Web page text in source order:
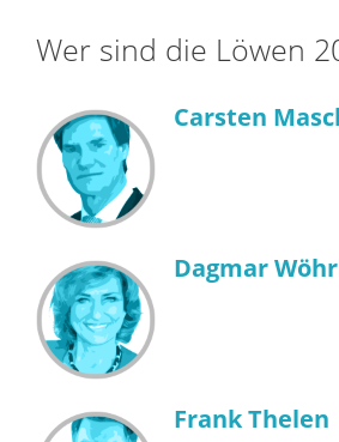
Wer sind die Löwen
Carsten
Dagmar
Frank Thelen